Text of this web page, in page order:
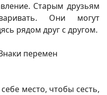
Старым друзьям
Они могут
рядом друг с другом.
место, чтобы сесть,